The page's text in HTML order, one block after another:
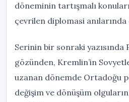
döneminin tartışmalı
çevrilen diplomasi anılarında
Serinin bir sonraki yazısında
gözünden, Kremlin’in
uzanan dönemde Ortadoğu
değişim ve dönüşüm